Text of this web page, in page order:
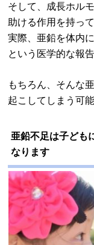
そして、成長ホル
助ける作用を持っ
実際、亜鉛を体内
という医学的な報
もちろん、そんな
起こしてしまう可
亜鉛不足は子ども
なります